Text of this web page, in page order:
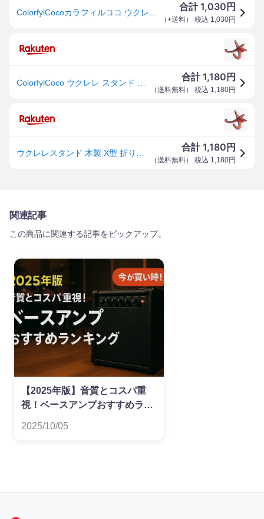
合計1,030 円
（+送料） 税込 1,030円
合計1,180 円
（送料無料） 税込 1,180円
合計1,180 円
（送料無料） 税込 1,180円
関連記事
この商品に関連する記事をピックアップ。
【2025年版】音質とコスパ重
視！ベースアンプおすすめラン
2025/10/05